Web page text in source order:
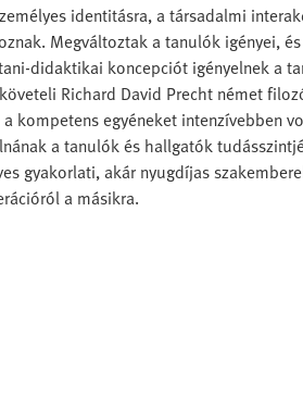
identitásra, a társadalmi
Megváltoztak a tanulók igényei,
didaktikai koncepciót igényelnek a
Richard David Precht német
kompetens egyéneket intenzívebben
a tanulók és hallgatók
gyakorlati, akár nyugdíjas
a másikra.